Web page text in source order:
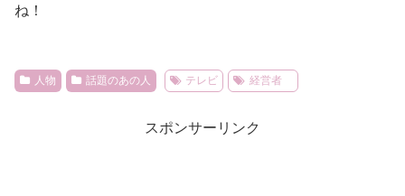
ね！
人物 話題のあの人 テレビ 経営者
スポンサーリンク